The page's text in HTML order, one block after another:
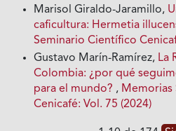
Marisol Giraldo-Jaramillo,
caficultura: Hermetia
Seminario Científico
Gustavo Marín-Ramírez, La
Colombia: ¿por qué
para el mundo? ,
Cenicafé: Vol. 75 (2024)